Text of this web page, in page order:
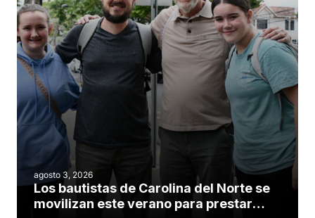
agosto 3, 2026
Los bautistas de Carolina del Norte se
movilizan este verano para prestar